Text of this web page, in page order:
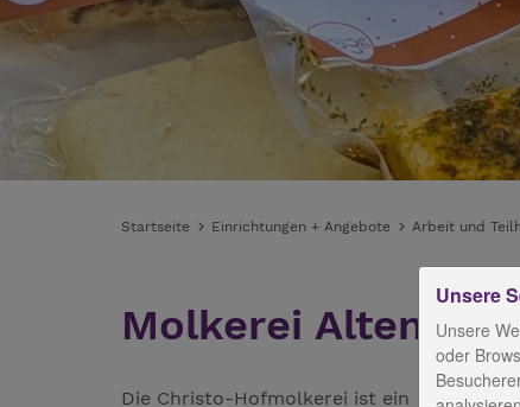
Startseite Einrichtungen + Angebote Arbeit und
Molkerei
Die Christo-Hofmolkerei ist ein
Unsere
Unsere
oder